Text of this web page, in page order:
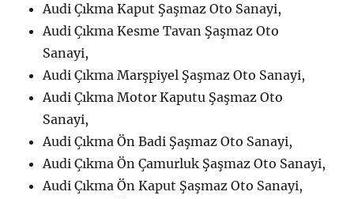
Audi Çıkma Kaput Şaşmaz Oto Sanayi,
Audi Çıkma Kesme Tavan Şaşmaz Oto
Sanayi,
Audi Çıkma Marşpiyel Şaşmaz Oto Sanayi,
Audi Çıkma Motor Kaputu Şaşmaz Oto
Sanayi,
Audi Çıkma Ön Badi Şaşmaz Oto Sanayi,
Audi Çıkma Ön Çamurluk Şaşmaz Oto Sanayi,
Audi Çıkma Ön Kaput Şaşmaz Oto Sanayi,